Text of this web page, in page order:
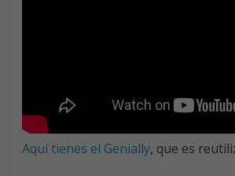
Aquí tienes el Genially, que es